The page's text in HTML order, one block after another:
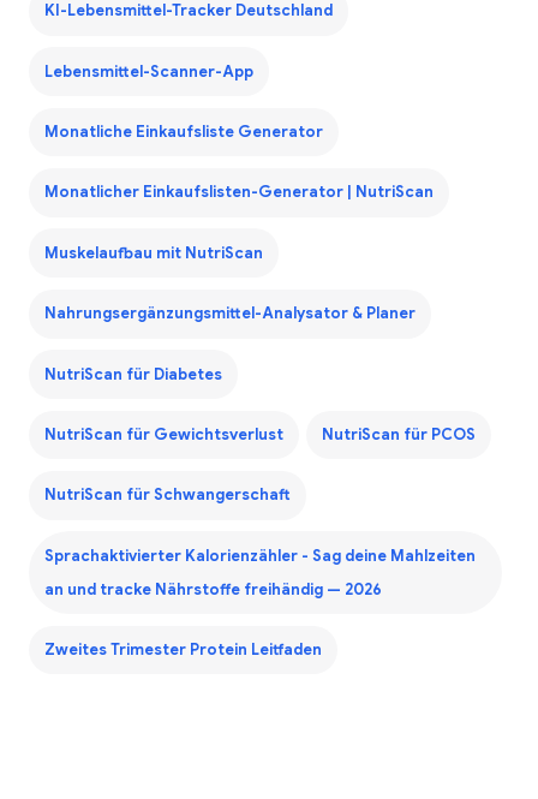
KI-Lebensmittel-Tracker Deutschland
Lebensmittel-Scanner-App
Monatliche Einkaufsliste Generator
Monatlicher Einkaufslisten-Generator | NutriScan
Muskelaufbau mit NutriScan
Nahrungsergänzungsmittel-Analysator & Planer
NutriScan für Diabetes
NutriScan für Gewichtsverlust NutriScan für PCOS
NutriScan für Schwangerschaft
Sprachaktivierter Kalorienzähler - Sag deine Mahlzeiten
an und tracke Nährstoffe freihändig — 2026
Zweites Trimester Protein Leitfaden